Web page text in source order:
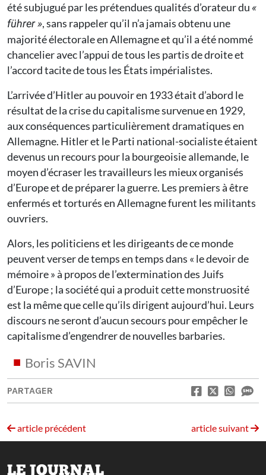
été subjugué par les prétendues qualités d’orateur du «
führer», sans rappeler qu’il n’a jamais obtenu une
majorité électorale en Allemagne et qu’il a été nommé
chancelier avec l’appui de tous les partis de droite et
l’accord tacite de tous les États impérialistes.
L’arrivée d’Hitler au pouvoir en 1933 était d’abord le
résultat de la crise du capitalisme survenue en 1929,
aux conséquences particulièrement dramatiques en
Allemagne. Hitler et le Parti national-socialiste étaient
devenus un recours pour la bourgeoisie allemande, le
moyen d’écraser les travailleurs les mieux organisés
d’Europe et de préparer la guerre. Les premiers à être
enfermés et torturés en Allemagne furent les militants
ouvriers.
Alors, les politiciens et les dirigeants de ce monde
peuvent verser de temps en temps dans « le devoir de
mémoire » à propos de l’extermination des Juifs
d’Europe ; la société qui a produit cette monstruosité
est la même que celle qu’ils dirigent aujourd’hui. Leurs
discours ne seront d’aucun secours pour empêcher le
capitalisme d’engendrer de nouvelles barbaries.
Boris SAVIN
PARTAGER
article précédent article suivant
LE JOURNAL